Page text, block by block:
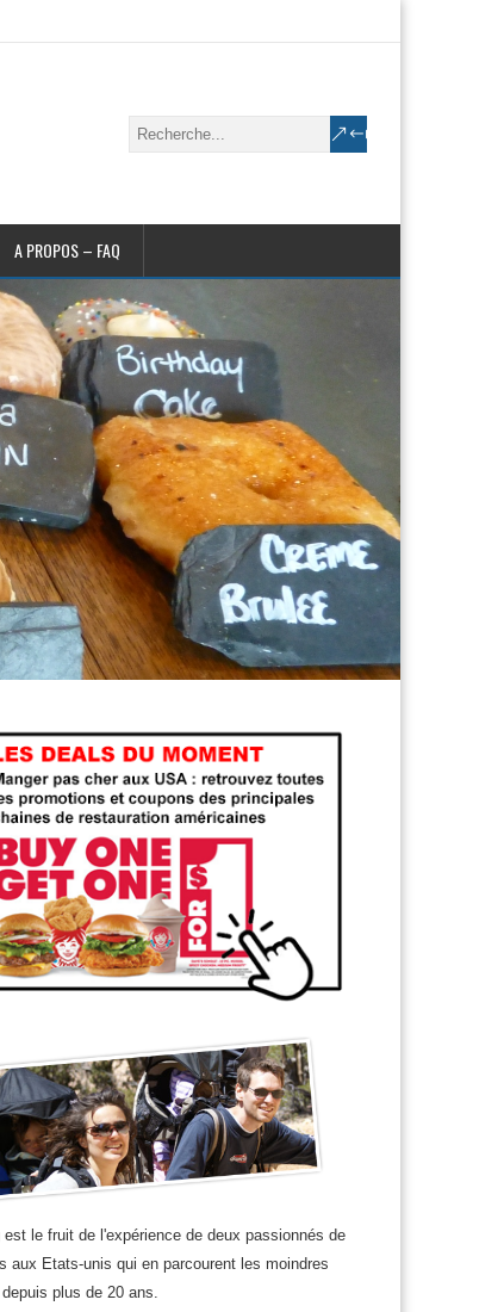
A PROPOS – FAQ
est le fruit de l'expérience de deux passionnés de
aux Etats-unis qui en parcourent les moindres
plus de 20 ans.